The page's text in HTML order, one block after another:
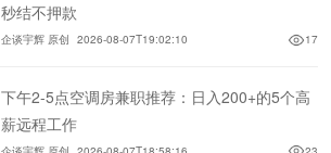
秒结不押款
企谈宇辉 原创 2026-08-07T19:02:10 17
下午2-5点空调房兼职推荐：日入200+的5个高
薪远程工作